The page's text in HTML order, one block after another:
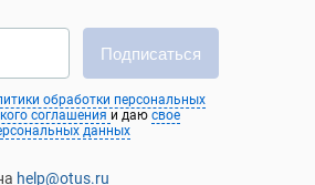
Подписаться
обработки персональных
соглашения и даюсвое
данных
help@otus.ru